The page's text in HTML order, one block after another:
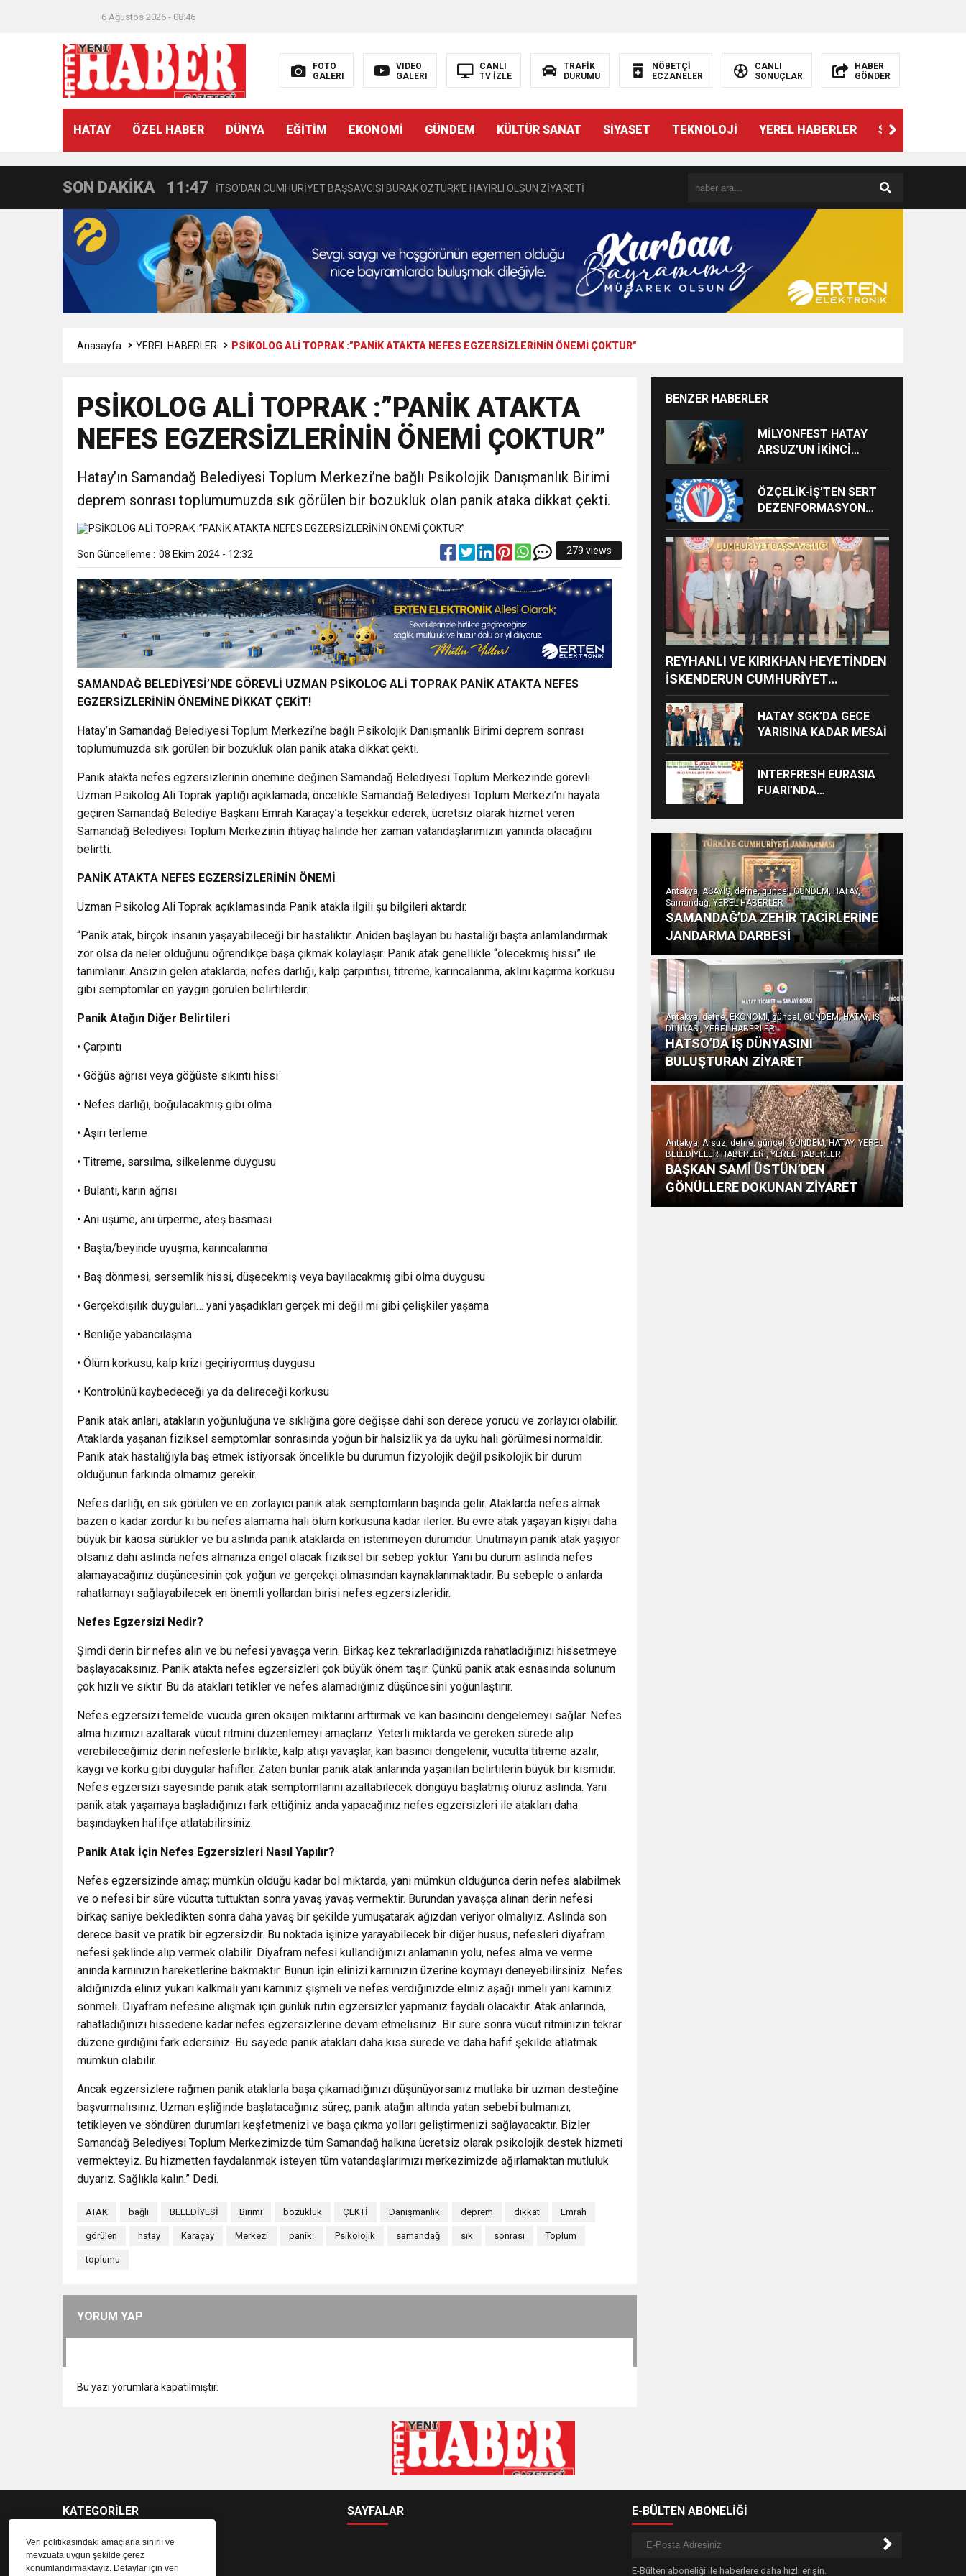
Veri politikasındaki amaçlarla sınırlı ve
mevzuata uygun şekilde çerez
konumlandırmaktayız. Detaylar için veri
6 Ağustos 2026 - 08:46
FOTO
GALERI
VIDEO
GALERI
CANLI
TV İZLE
TRAFİK
DURUMU
NÖBETÇİ
ECZANELER
CANLI
SONUÇLAR
HABER
GÖNDER
HATAY ÖZEL HABER DÜNYA EĞİTİM EKONOMİ GÜNDEM KÜLTÜR SANAT SİYASET TEKNOLOJİ YEREL HABERLER SPOR
SON DAKİKA
21:40 CEYLANDERE’DE BAŞKAN EMRAH KARAÇAY’A SEVGİ SELİ
18:22
18:55 İNCE’NİN CHP’DE KALMASININ PERDE ARKASI: GÖRÜNENDEN DAHA FAZLASI MI VAR?
11:57 IŞIL Eczanesi Görkemli Bir Törenle Hizmete Açıldı
21:40 HİKMET KAMİL ERYILMAZ’DAN EĞİTİME KALICI YATIRIM
3:47
17:36 KURUMLAR VERGİSİ ERTELENDİ
1:00 İTSO İŞ-KUR SGK TOPLANTI DUYURUSU
21:40
18:22 BAŞKAN SAMİ ÜSTÜN’DEN GÖNÜLLERE DOKUNAN ZİYARET
Anasayfa YEREL HABERLER PSİKOLOG ALİ TOPRAK :”PANİK ATAKTA NEFES EGZERSİZLERİNİN ÖNEMİ ÇOKTUR”
PSİKOLOG ALİ TOPRAK :”PANİK ATAKTA
NEFES EGZERSİZLERİNİN ÖNEMİ ÇOKTUR”
Hatay’ın Samandağ Belediyesi Toplum Merkezi’ne bağlı Psikolojik Danışmanlık Birimi
deprem sonrası toplumumuzda sık görülen bir bozukluk olan panik ataka dikkat çekti.
Son Güncelleme : 08 Ekim 2024 - 12:32 279 views
SAMANDAĞ BELEDİYESİ’NDE GÖREVLİ UZMAN PSİKOLOG ALİ TOPRAK PANİK ATAKTA NEFES
EGZERSİZLERİNİN ÖNEMİNE DİKKAT ÇEKİT!
Hatay’ın Samandağ Belediyesi Toplum Merkezi’ne bağlı Psikolojik Danışmanlık Birimi deprem sonrası
toplumumuzda sık görülen bir bozukluk olan panik ataka dikkat çekti.
Panik atakta nefes egzersizlerinin önemine değinen Samandağ Belediyesi Toplum Merkezinde görevli
Uzman Psikolog Ali Toprak yaptığı açıklamada; öncelikle Samandağ Belediyesi Toplum Merkezi’ni hayata
geçiren Samandağ Belediye Başkanı Emrah Karaçay’a teşekkür ederek, ücretsiz olarak hizmet veren
Samandağ Belediyesi Toplum Merkezinin ihtiyaç halinde her zaman vatandaşlarımızın yanında olacağını
belirtti.
PANİK ATAKTA NEFES EGZERSİZLERİNİN ÖNEMİ
Uzman Psikolog Ali Toprak açıklamasında Panik atakla ilgili şu bilgileri aktardı:
“Panik atak, birçok insanın yaşayabileceği bir hastalıktır. Aniden başlayan bu hastalığı başta anlamlandırmak
zor olsa da neler olduğunu öğrendikçe başa çıkmak kolaylaşır. Panik atak genellikle “ölecekmiş hissi” ile
tanımlanır. Ansızın gelen ataklarda; nefes darlığı, kalp çarpıntısı, titreme, karıncalanma, aklını kaçırma korkusu
gibi semptomlar en yaygın görülen belirtilerdir.
Panik Atağın Diğer Belirtileri
• Çarpıntı
• Göğüs ağrısı veya göğüste sıkıntı hissi
• Nefes darlığı, boğulacakmış gibi olma
• Aşırı terleme
• Titreme, sarsılma, silkelenme duygusu
• Bulantı, karın ağrısı
• Ani üşüme, ani ürperme, ateş basması
• Başta/beyinde uyuşma, karıncalanma
• Baş dönmesi, sersemlik hissi, düşecekmiş veya bayılacakmış gibi olma duygusu
• Gerçekdışılık duyguları… yani yaşadıkları gerçek mi değil mi gibi çelişkiler yaşama
• Benliğe yabancılaşma
• Ölüm korkusu, kalp krizi geçiriyormuş duygusu
• Kontrolünü kaybedeceği ya da delireceği korkusu
Panik atak anları, atakların yoğunluğuna ve sıklığına göre değişse dahi son derece yorucu ve zorlayıcı olabilir.
Ataklarda yaşanan fiziksel semptomlar sonrasında yoğun bir halsizlik ya da uyku hali görülmesi normaldir.
Panik atak hastalığıyla baş etmek istiyorsak öncelikle bu durumun fizyolojik değil psikolojik bir durum
olduğunun farkında olmamız gerekir.
Nefes darlığı, en sık görülen ve en zorlayıcı panik atak semptomların başında gelir. Ataklarda nefes almak
bazen o kadar zordur ki bu nefes alamama hali ölüm korkusuna kadar ilerler. Bu evre atak yaşayan kişiyi daha
büyük bir kaosa sürükler ve bu aslında panik ataklarda en istenmeyen durumdur. Unutmayın panik atak yaşıyor
olsanız dahi aslında nefes almanıza engel olacak fiziksel bir sebep yoktur. Yani bu durum aslında nefes
alamayacağınız düşüncesinin çok yoğun ve gerçekçi olmasından kaynaklanmaktadır. Bu sebeple o anlarda
rahatlamayı sağlayabilecek en önemli yollardan birisi nefes egzersizleridir.
Nefes Egzersizi Nedir?
Şimdi derin bir nefes alın ve bu nefesi yavaşça verin. Birkaç kez tekrarladığınızda rahatladığınızı hissetmeye
başlayacaksınız. Panik atakta nefes egzersizleri çok büyük önem taşır. Çünkü panik atak esnasında solunum
çok hızlı ve sıktır. Bu da atakları tetikler ve nefes alamadığınız düşüncesini yoğunlaştırır.
Nefes egzersizi temelde vücuda giren oksijen miktarını arttırmak ve kan basıncını dengelemeyi sağlar. Nefes
alma hızımızı azaltarak vücut ritmini düzenlemeyi amaçlarız. Yeterli miktarda ve gereken sürede alıp
verebileceğimiz derin nefeslerle birlikte, kalp atışı yavaşlar, kan basıncı dengelenir, vücutta titreme azalır,
kaygı ve korku gibi duygular hafifler. Zaten bunlar panik atak anlarında yaşanılan belirtilerin büyük bir kısmıdır.
Nefes egzersizi sayesinde panik atak semptomlarını azaltabilecek döngüyü başlatmış oluruz aslında. Yani
panik atak yaşamaya başladığınızı fark ettiğiniz anda yapacağınız nefes egzersizleri ile atakları daha
başındayken hafifçe atlatabilirsiniz.
Panik Atak İçin Nefes Egzersizleri Nasıl Yapılır?
Nefes egzersizinde amaç; mümkün olduğu kadar bol miktarda, yani mümkün olduğunca derin nefes alabilmek
ve o nefesi bir süre vücutta tuttuktan sonra yavaş yavaş vermektir. Burundan yavaşça alınan derin nefesi
birkaç saniye bekledikten sonra daha yavaş bir şekilde yumuşatarak ağızdan veriyor olmalıyız. Aslında son
derece basit ve pratik bir egzersizdir. Bu noktada işinize yarayabilecek bir diğer husus, nefesleri diyafram
nefesi şeklinde alıp vermek olabilir. Diyafram nefesi kullandığınızı anlamanın yolu, nefes alma ve verme
anında karnınızın hareketlerine bakmaktır. Bunun için elinizi karnınızın üzerine koymayı deneyebilirsiniz. Nefes
aldığınızda eliniz yukarı kalkmalı yani karnınız şişmeli ve nefes verdiğinizde eliniz aşağı inmeli yani karnınız
sönmeli. Diyafram nefesine alışmak için günlük rutin egzersizler yapmanız faydalı olacaktır. Atak anlarında,
rahatladığınızı hissedene kadar nefes egzersizlerine devam etmelisiniz. Bir süre sonra vücut ritminizin tekrar
düzene girdiğini fark edersiniz. Bu sayede panik atakları daha kısa sürede ve daha hafif şekilde atlatmak
mümkün olabilir.
Ancak egzersizlere rağmen panik ataklarla başa çıkamadığınızı düşünüyorsanız mutlaka bir uzman desteğine
başvurmalısınız. Uzman eşliğinde başlatacağınız süreç, panik atağın altında yatan sebebi bulmanızı,
tetikleyen ve söndüren durumları keşfetmenizi ve başa çıkma yolları geliştirmenizi sağlayacaktır. Bizler
Samandağ Belediyesi Toplum Merkezimizde tüm Samandağ halkına ücretsiz olarak psikolojik destek hizmeti
vermekteyiz. Bu hizmetten faydalanmak isteyen tüm vatandaşlarımızı merkezimizde ağırlamaktan mutluluk
duyarız. Sağlıkla kalın.” Dedi.
ATAK bağlı BELEDİYESİ Birimi bozukluk ÇEKTİ Danışmanlık deprem dikkat Emrah
görülen hatay Karaçay Merkezi panik: Psikolojik samandağ sık sonrası Toplum
toplumu
YORUM YAP
Bu yazı yorumlara kapatılmıştır.
BENZER HABERLER
MİLYONFEST HATAY
ARSUZ’UN İKİNCİ
ALACAK
ÖZÇELİK-İŞ’TEN SERT
DEZENFORMASYON
VE CEZAİ SÜREÇ
BAŞLATILDI”
REYHANLI VE KIRIKHAN HEYETİNDEN
İSKENDERUN CUMHURİYET
BAŞSAVCILIĞINA ZİYARET
HATAY SGK’DA GECE
YARISINA KADAR MESAİ
INTERFRESH EURASIA
FUARI’NDA
BİRLİKLERİ İÇİN GERİ
SAYIM BAŞLADI
Antakya, ASAYİŞ, defne, güncel, GÜNDEM, HATAY,
Samandağ, YEREL HABERLER
SAMANDAĞ’DA ZEHİR TACİRLERİNE
JANDARMA DARBESİ
Antakya, defne, EKONOMİ, güncel, GÜNDEM, HATAY, İŞ
DÜNYASI, YEREL HABERLER
HATSO’DA İŞ DÜNYASINI
BULUŞTURAN ZİYARET
Antakya, Arsuz, defne, güncel, GÜNDEM, HATAY, YEREL
BELEDİYELER HABERLERİ, YEREL HABERLER
BAŞKAN SAMİ ÜSTÜN’DEN
GÖNÜLLERE DOKUNAN ZİYARET
KATEGORİLER SAYFALAR E-BÜLTEN ABONELİĞİ
E-Bülten aboneliği ile haberlere daha hızlı erişin.